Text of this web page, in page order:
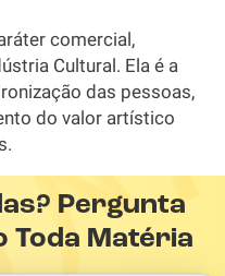
comercial,
Cultural. Ela é a
das pessoas,
do valor artístico
Pergunta
Toda Matéria